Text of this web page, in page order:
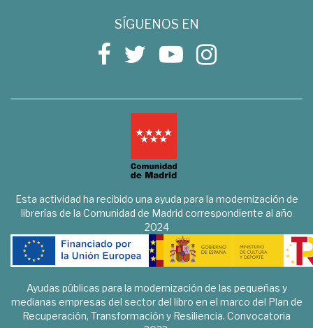
SÍGUENOS EN
Esta actividad ha recibido una ayuda para la modernización de
librerías de la Comunidad de Madrid correspondiente al año
2024
Ayudas públicas para la modernización de las pequeñas y
medianas empresas del sector del libro en el marco del Plan de
Recuperación, Transformación y Resiliencia. Convocatoria